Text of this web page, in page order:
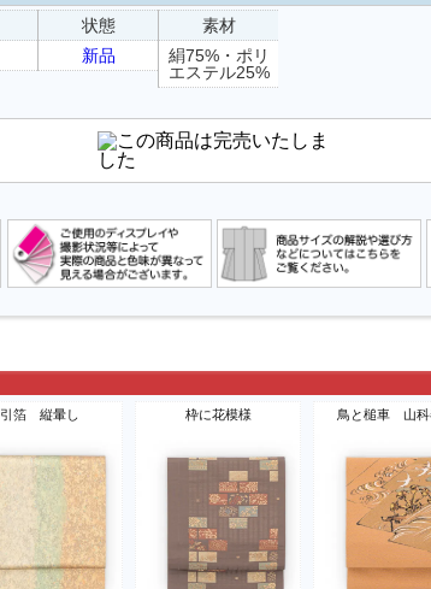
状態
新品
素材
絹75%・ポリ
エステル25%
引箔 縦暈し 枠に花模様 鳥と槌車 山科